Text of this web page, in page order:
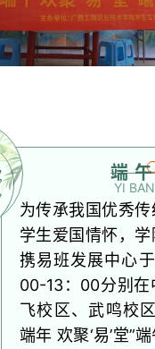
端
YI BAN
为传承我国优秀
学生爱国情怀，
携易班发展中心于
00-13：00分别在
飞校区、武鸣校
端年 欢聚‘易’堂”